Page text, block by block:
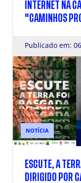
INTERNET NA
"CAMINHOS
Publicado em:
NOTÍCIA
ESCUTE, A
DIRIGIDO POR